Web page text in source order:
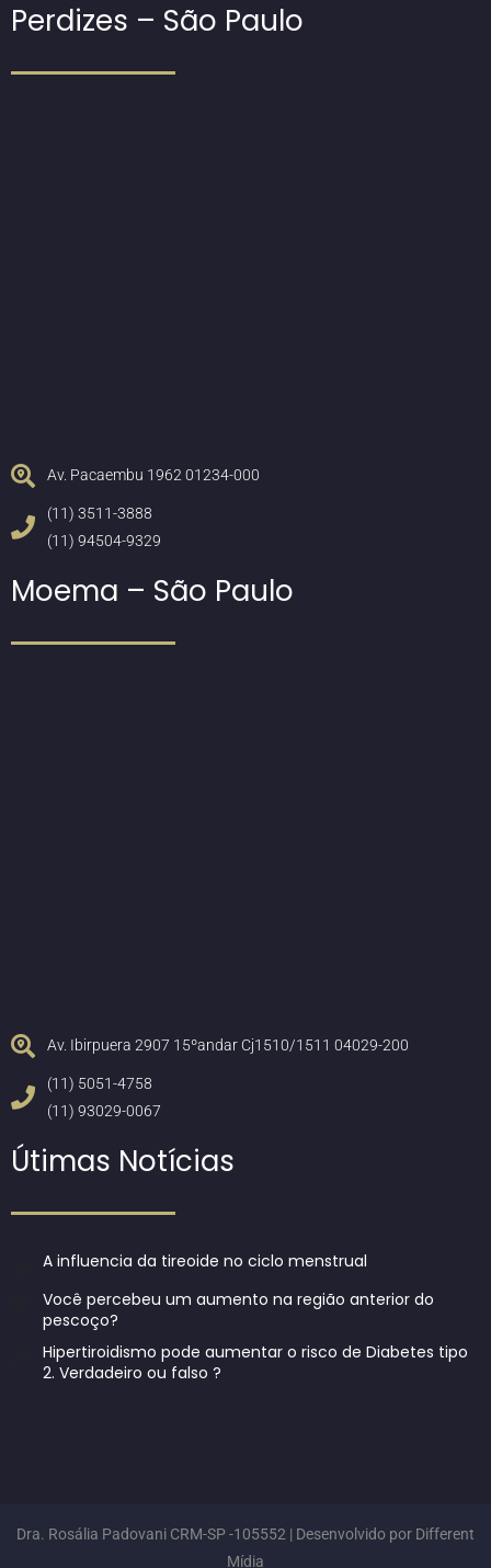
Perdizes – São Paulo
Av. Pacaembu 1962 01234-000
(11) 3511-3888
(11) 94504-9329
Moema – São Paulo
Av. Ibirpuera 2907 15ºandar Cj1510/1511 04029-200
(11) 5051-4758
(11) 93029-0067
Útimas Notícias
A influencia da tireoide no ciclo menstrual
Você percebeu um aumento na região anterior do
pescoço?
Hipertiroidismo pode aumentar o risco de Diabetes tipo
2. Verdadeiro ou falso ?
Dra. Rosália Padovani CRM-SP -105552 | Desenvolvido por Different
Mídia